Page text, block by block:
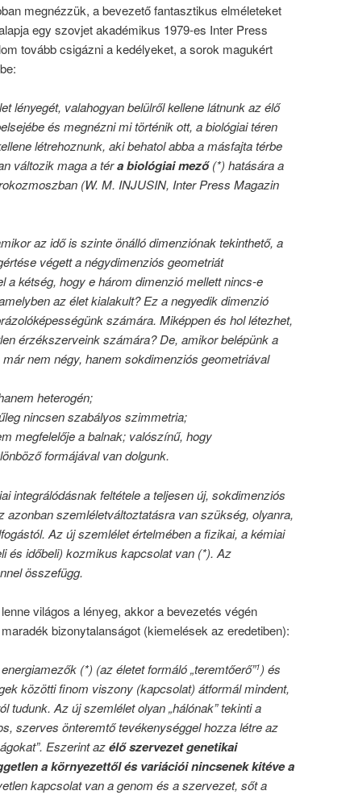
megnézzük, a bevezető fantasztikus elméleteket
egy szovjet akadémikus 1979-es Inter Press
tovább csigázni a kedélyeket, a sorok magukért
lényegét, valahogyan belülről kellene látnunk az élő
és megnézni mi történik ott, a biológiai téren
létrehoznunk, aki behatol abba a másfajta térbe
változik maga a téra biológiai mező(*) hatására a
(W. M. INJUSIN, Inter Press Magazin
az idő is szinte önálló dimenziónak tekinthető, a
végett a négydimenziós geometriát
a kétség, hogy e három dimenzió mellett nincs-e
az élet kialakult? Ez a negyedik dimenzió
számára. Miképpen és hol létezhet,
érzékszerveink számára? De, amikor belépünk a
nem négy, hanem sokdimenziós geometriával
heterogén;
nincsen szabályos szimmetria;
megfelelője a balnak; valószínű, hogy
formájával van dolgunk.
integrálódásnak feltétele a teljesen új, sokdimenziós
azonban szemléletváltoztatásra van szükség, olyanra,
Az új szemlélet értelmében a fizikai, a kémiai
és időbeli) kozmikus kapcsolat van (*). Az
összefügg.
világos a lényeg, akkor a bevezetés végén
bizonytalanságot (kiemelések az eredetiben):
(*) (az életet formáló „teremtőerő”1) és
közötti finom viszony (kapcsolat) átformál mindent,
tudunk. Az új szemlélet olyan „hálónak” tekinti a
szerves önteremtő tevékenységgel hozza létre az
Eszerint azélő szervezet genetikai
a környezettől és variációi nincsenek kitéve a
kapcsolat van a genom és a szervezet, sőt a